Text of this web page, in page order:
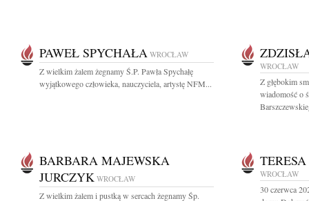
PAWEŁ SPYCHAŁA WROCŁAW
Z wielkim żalem żegnamy Ś.P. Pawła Spychałę
wyjątkowego człowieka, nauczyciela, artystę NFM...
WROCŁAW
Z głębokim
wiadomość o
BARBARA MAJEWSKA
JURCZYK WROCŁAW
Z wielkim żalem i pustką w sercach żegnamy Śp.
WROCŁAW
30 czerwca